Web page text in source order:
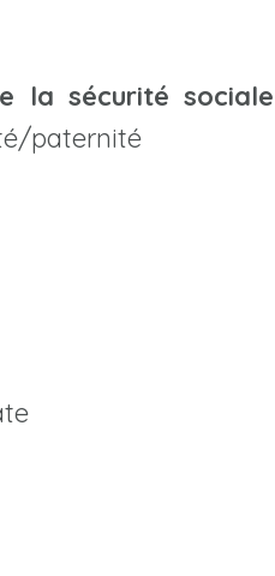
la sécurité sociale
paternité